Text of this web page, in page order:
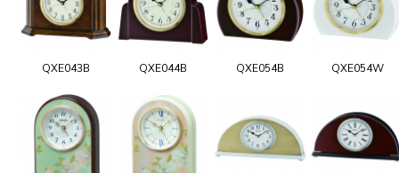
QXE043B QXE044B QXE054B QXE054W